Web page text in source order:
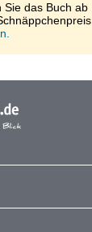
Sie das Buch ab